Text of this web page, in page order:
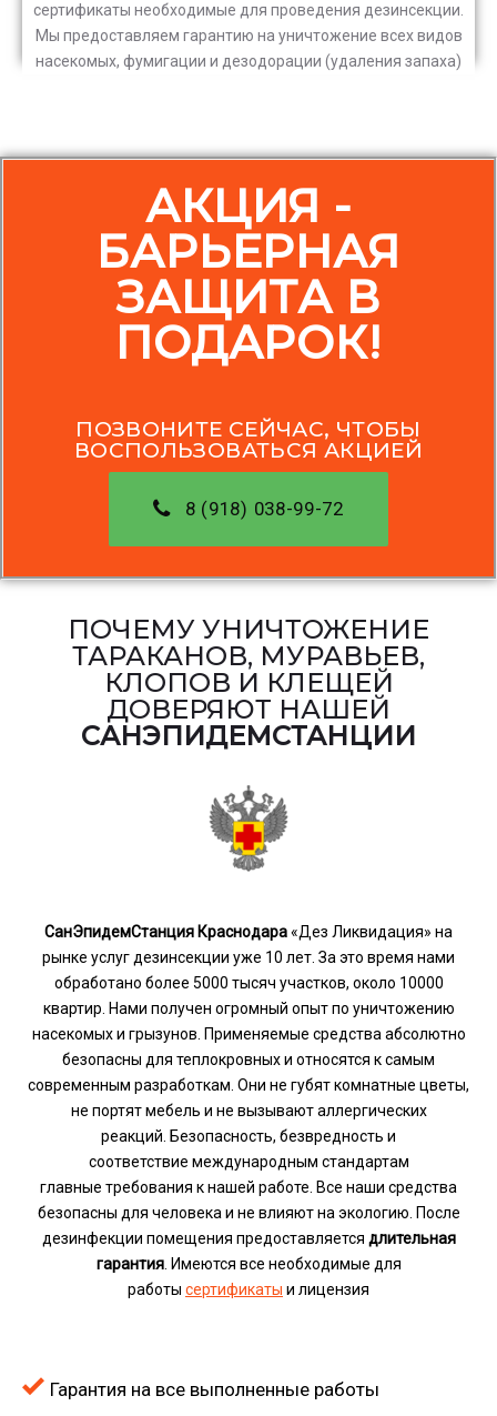
сертификаты необходимые для проведения дезинсекции.
Мы предоставляем гарантию на уничтожение всех видов
насекомых, фумигации и дезодорации (удаления запаха)
АКЦИЯ -
БАРЬЕРНАЯ
ЗАЩИТА В
ПОДАРОК!
ПОЗВОНИТЕ СЕЙЧАС, ЧТОБЫ
ВОСПОЛЬЗОВАТЬСЯ АКЦИЕЙ
8 (918) 038-99-72
ПОЧЕМУ УНИЧТОЖЕНИЕ
ТАРАКАНОВ, МУРАВЬЕВ,
КЛОПОВ И КЛЕЩЕЙ
ДОВЕРЯЮТ НАШЕЙ
САНЭПИДЕМСТАНЦИИ
СанЭпидемСтанция Краснодара«Дез Ликвидация» на
рынке услуг дезинсекции уже 10 лет. За это время нами
обработано более 5000 тысяч участков, около 10000
квартир. Нами получен огромный опыт по уничтожению
насекомых и грызунов. Применяемые средства абсолютно
безопасны для теплокровных и относятся к самым
современным разработкам. Они не губят комнатные цветы,
не портят мебель и не вызывают аллергических
реакций. Безопасность, безвредность и
соответствие международным стандартам
главные требования к нашей работе. Все наши средства
безопасны для человека и не влияют на экологию. После
дезинфекции помещения предоставляется длительная
гарантия. Имеются все необходимые для
работы сертификаты и лицензия
Гарантия на все выполненные работы